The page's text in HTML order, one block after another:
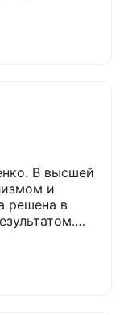
вариантов
отвечал на
Остались
В высшей
и
решена в